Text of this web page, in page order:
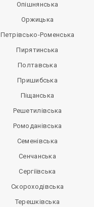
Опішнянська
Оржицька
Петрівсько-Роменська
Пирятинська
Полтавська
Пришибська
Піщанська
Решетилівська
Ромоданівська
Семенівська
Сенчанська
Сергіївська
Скороходівська
Терешківська